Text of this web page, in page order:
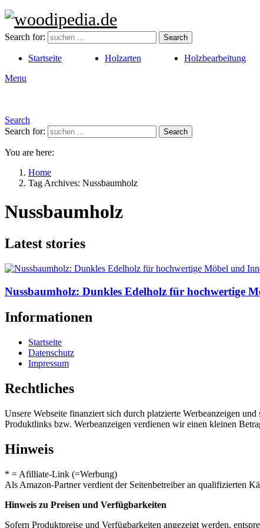
Search for: Search
Startseite Holzarten Holzbearbeitung
Menu
Search
Search for:
Search
You are here:
Home
Tag Archives: Nussbaumholz
Nussbaumholz
Latest stories
Nussbaumholz: Dunkles Edelholz für hochwertige
Informationen
Startseite
Datenschutz
Impressum
Rechtliches
Unsere Webseite finanziert sich durch platzierte Werbeanzeigen
Produktlinks bzw. Werbeanzeigen verdienen wir einen kleinen
Hinweis
* = Afilliate-Link (=Werbung)
Als Amazon-Partner verdient der Seitenbetreiber an qualifizierten
Hinweis zu Preisen und Verfügbarkeiten
Sofern Produktpreise und Verfügbarkeiten angezeigt werden,